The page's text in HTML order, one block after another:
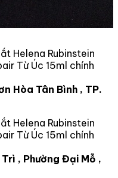
Helena Rubinstein
Từ Úc 15ml chính
Hòa Tân Bình , TP.
Helena Rubinstein
Từ Úc 15ml chính
, Phường Đại Mỗ ,